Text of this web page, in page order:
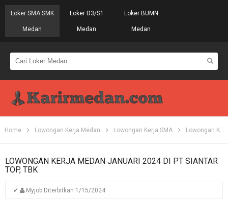
Loker SMA SMK
Medan
Loker D3/S1
Medan
Loker BUMN
Medan
Home Lowongan Kerja Medan Lowongan Kerja SMA Lowongan Kerja SMK
LOWONGAN KERJA MEDAN JANUARI 2024 DI PT SIANTAR
TOP, TBK
✔ Myjob Diterbitkan 1/15/2024